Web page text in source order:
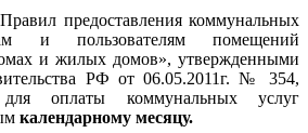
предоставления коммунальных
и пользователям помещений
и жилых домов», утвержденными
РФ от 06.05.2011г. № 354,
оплаты коммунальных услуг
календарному месяцу.